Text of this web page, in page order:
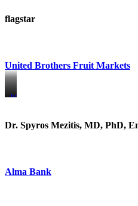
flagstar
United Brothers Fruit Markets
https://
https://
Dr. Spyros Mezitis, MD, PhD,
Alma Bank